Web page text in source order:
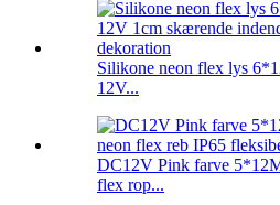
Silikone neon flex lys
12V...
DC12V Pink farve
flex rop...